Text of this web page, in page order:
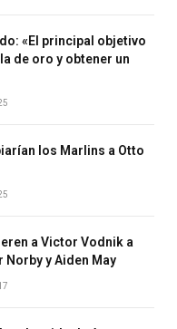
«El principal objetivo
de oro y obtener un
los Marlins a Otto
a Victor Vodnik a
Norby y Aiden May